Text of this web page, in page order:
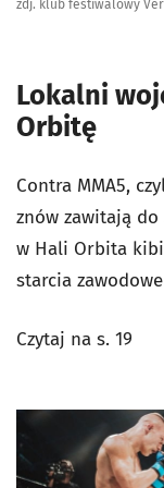
zdj. klub festiwalowy
Lokalni
Orbitę
Contra MMA5,
znów zawitają do
w Hali Orbita
starcia
Czytaj na s. 19